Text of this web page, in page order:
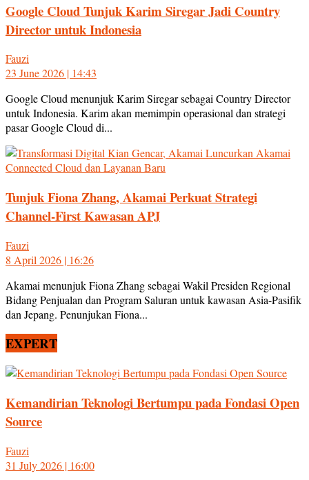
Google Cloud Tunjuk Karim Siregar Jadi Country
Director untuk Indonesia
Fauzi
23 June 2026 | 14:43
Google Cloud menunjuk Karim Siregar sebagai Country Director
untuk Indonesia. Karim akan memimpin operasional dan strategi
pasar Google Cloud di...
Tunjuk Fiona Zhang, Akamai Perkuat Strategi
Channel-First Kawasan APJ
Fauzi
8 April 2026 | 16:26
Akamai menunjuk Fiona Zhang sebagai Wakil Presiden Regional
Bidang Penjualan dan Program Saluran untuk kawasan Asia-Pasifik
dan Jepang. Penunjukan Fiona...
EXPERT
Kemandirian Teknologi Bertumpu pada Fondasi Open
Source
Fauzi
31 July 2026 | 16:00